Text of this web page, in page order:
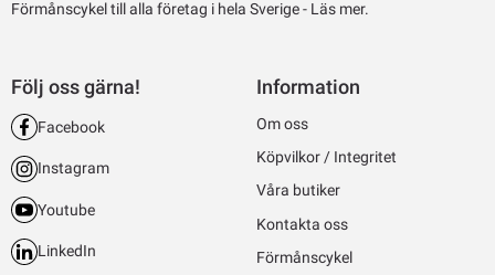
Förmånscykel till alla företag i hela Sverige - Läs mer.
Följ oss gärna!
Facebook
Instagram
Youtube
LinkedIn
Information
Om oss
Köpvilkor / Integritet
Våra butiker
Kontakta oss
Förmånscykel